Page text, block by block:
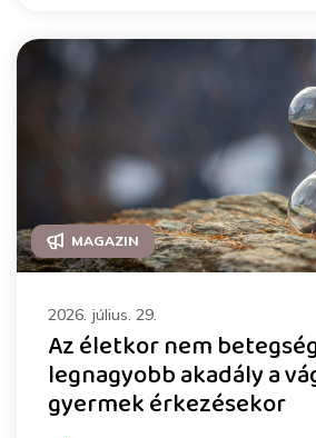
MAGAZIN
2026. július. 29.
Az életkor nem
legnagyobb akadály a
gyermek érkezésekor